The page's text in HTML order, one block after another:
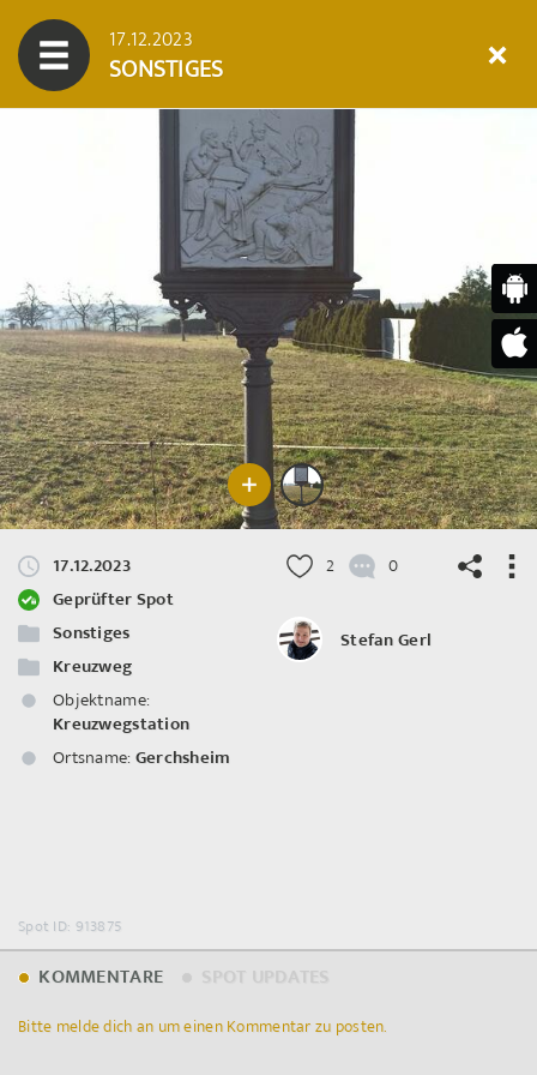
17.12.2023
SONSTIGES
17.12.2023
Geprüfter Spot
Sonstiges
Kreuzweg
Objektname:
Kreuzwegstation
Ortsname: Gerchsheim
2 0
Stefan Gerl
Spot ID: 913875
KOMMENTARE
Bitte melde dich an um einen Kommentar zu posten.